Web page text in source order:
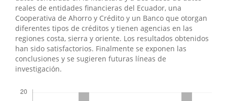
reales de entidades financieras del Ecuador, una
Cooperativa de Ahorro y Crédito y un Banco que otorgan
diferentes tipos de créditos y tienen agencias en las
regiones costa, sierra y oriente. Los resultados obtenidos
han sido satisfactorios. Finalmente se exponen las
conclusiones y se sugieren futuras líneas de
investigación.